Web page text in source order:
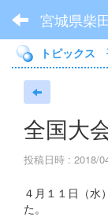
宮城県柴
トピックス
全国大
投稿日時 : 2018/
４月１１日（水
た。